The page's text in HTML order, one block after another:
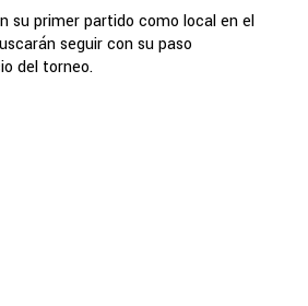
su primer partido como local en el
seguir con su paso
del torneo.